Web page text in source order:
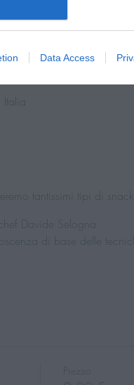
Data Access
tantissimi tipi di snack
Davide Selogna
di base delle